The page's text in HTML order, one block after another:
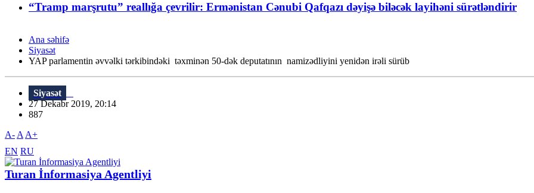
“Tramp marşrutu” reallığa çevrilir: Ermənistan Cənubi Qafqazı dəyişə biləcək layihəni sürətləndirir
Ana səhifə
Siyasət
YAP parlamentin əvvəlki tərkibindəki təxminən 50-dək deputatının namizədliyini yenidən irəli sürüb
Siyasət
27 Dekabr 2019, 20:14
887
A- A A+
EN RU
Turan İnformasiya Agentliyi